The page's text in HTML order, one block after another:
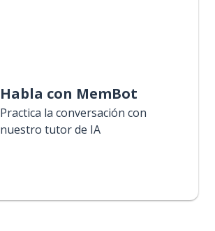
Habla con MemBot
Practica la conversación con
nuestro tutor de IA